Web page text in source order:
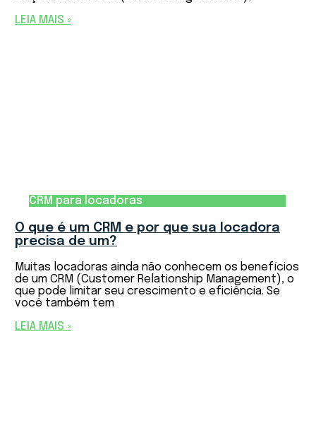
LEIA MAIS »
CRM para locadoras
O que é um CRM e por que sua locadora
precisa de um?
Muitas locadoras ainda não conhecem os benefícios
de um CRM (Customer Relationship Management), o
que pode limitar seu crescimento e eficiência. Se
você também tem
LEIA MAIS »